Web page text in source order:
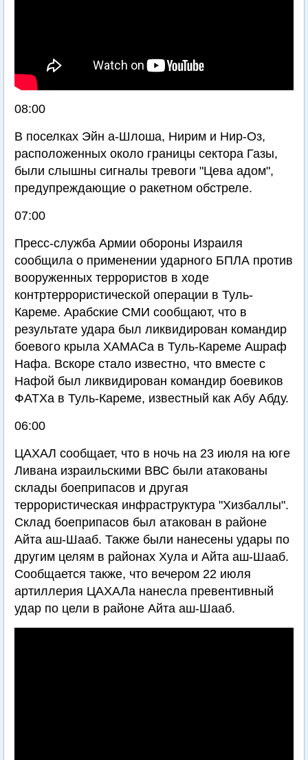
08:00
В поселках Эйн а-Шлоша, Нирим и Нир-Оз,
расположенных около границы сектора Газы,
были слышны сигналы тревоги "Цева адом",
предупреждающие о ракетном обстреле.
07:00
Пресс-служба Армии обороны Израиля
сообщила о применении ударного БПЛА против
вооруженных террористов в ходе
контртеррористической операции в Туль-
Кареме. Арабские СМИ сообщают, что в
результате удара был ликвидирован командир
боевого крыла ХАМАСа в Туль-Кареме Ашраф
Нафа. Вскоре стало известно, что вместе с
Нафой был ликвидирован командир боевиков
ФАТХа в Туль-Кареме, известный как Абу Абду.
06:00
ЦАХАЛ сообщает, что в ночь на 23 июля на юге
Ливана израильскими ВВС были атакованы
склады боеприпасов и другая
террористическая инфраструктура "Хизбаллы".
Склад боеприпасов был атакован в районе
Айта аш-Шааб. Также были нанесены удары по
другим целям в районах Хула и Айта аш-Шааб.
Сообщается также, что вечером 22 июля
артиллерия ЦАХАЛа нанесла превентивный
удар по цели в районе Айта аш-Шааб.